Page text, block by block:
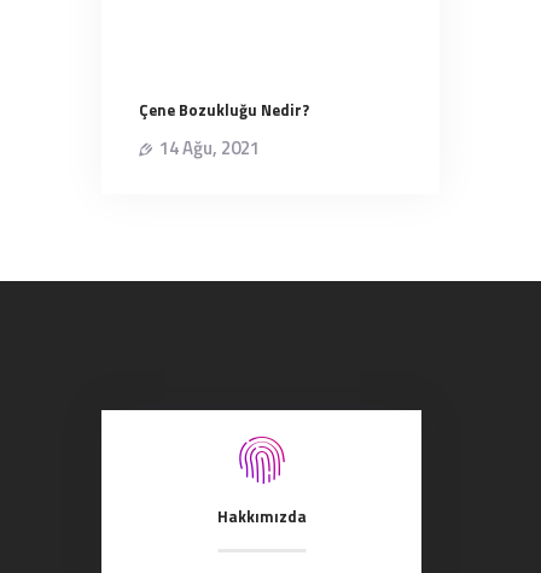
Çene Bozukluğu Nedir?
14 Ağu, 2021
Hakkımızda